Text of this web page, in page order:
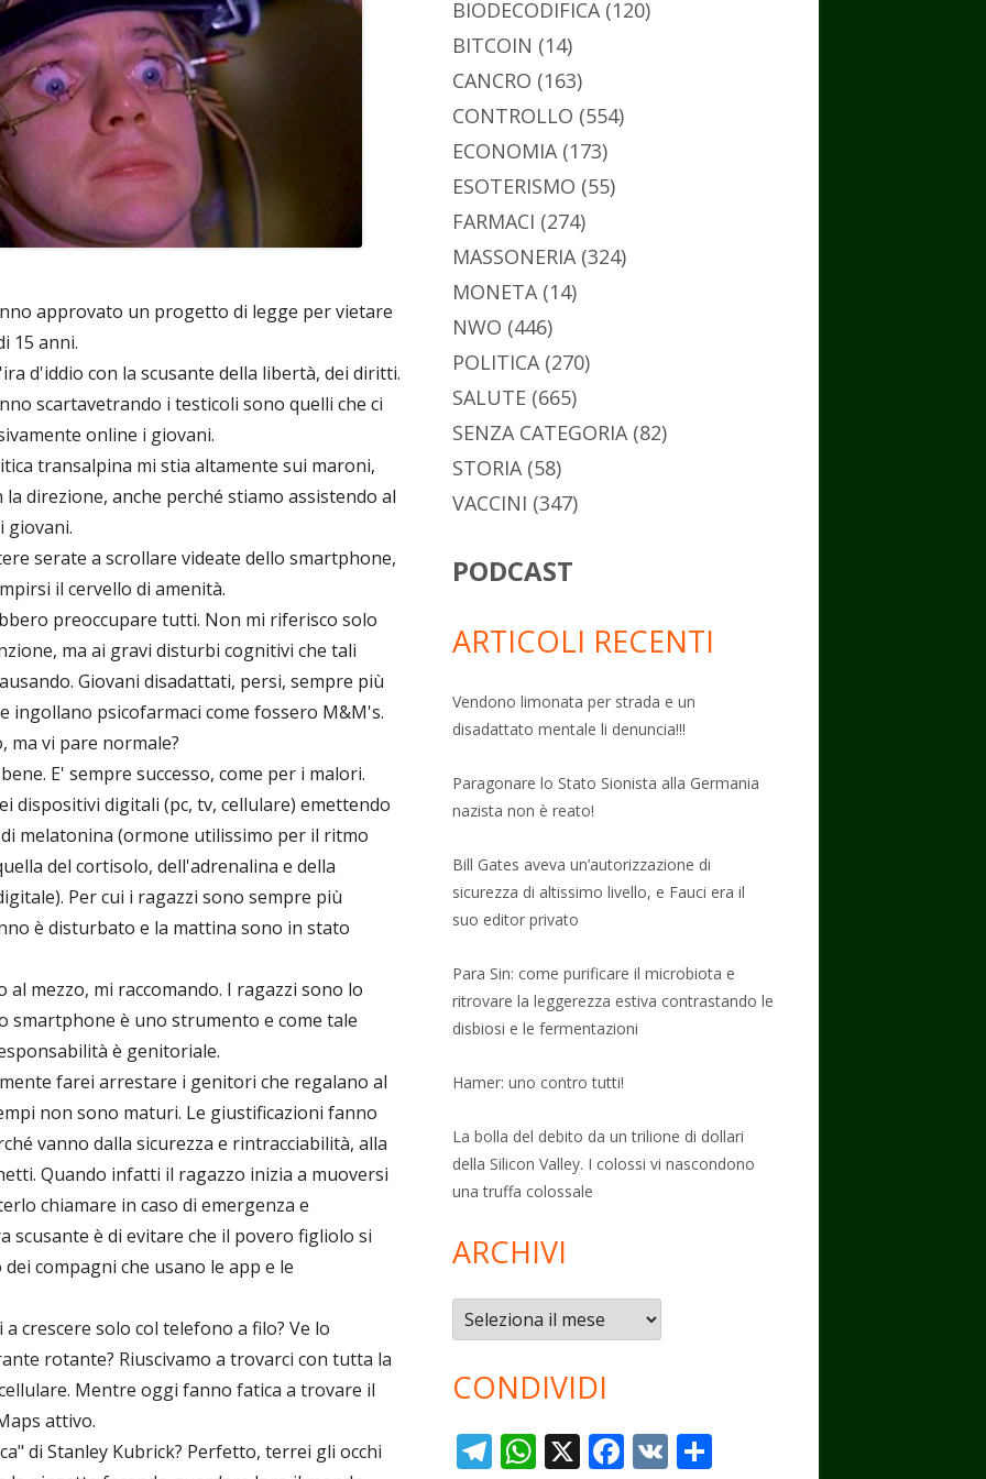
approvato un progetto di legge per vietare
15 anni.
d'iddio con la scusante della libertà, dei diritti.
scartavetrando i testicoli sono quelli che ci
online i giovani.
transalpina mi stia altamente sui maroni,
direzione, anche perché stiamo assistendo al
giovani.
serate a scrollare videate dello smartphone,
il cervello di amenità.
preoccupare tutti. Non mi riferisco solo
ma ai gravi disturbi cognitivi che tali
Giovani disadattati, persi, sempre più
ingollano psicofarmaci come fossero M&M's.
vi pare normale?
E' sempre successo, come per i malori.
dispositivi digitali (pc, tv, cellulare) emettendo
melatonina (ormone utilissimo per il ritmo
del cortisolo, dell'adrenalina e della
Per cui i ragazzi sono sempre più
è disturbato e la mattina sono in stato
mezzo, mi raccomando. I ragazzi sono lo
smartphone è uno strumento e come tale
è genitoriale.
farei arrestare i genitori che regalano al
non sono maturi. Le giustificazioni fanno
vanno dalla sicurezza e rintracciabilità, alla
Quando infatti il ragazzo inizia a muoversi
chiamare in caso di emergenza e
scusante è di evitare che il povero figliolo si
compagni che usano le app e le
crescere solo col telefono a filo? Ve lo
rotante? Riuscivamo a trovarci con tutta la
Mentre oggi fanno fatica a trovare il
attivo.
di Stanley Kubrick? Perfetto, terrei gli occhi
BIODECODIFICA(120)
BITCOIN (14)
CANCRO (163)
CONTROLLO (554)
ECONOMIA(173)
ESOTERISMO (55)
FARMACI (274)
MASSONERIA(324)
MONETA(14)
NWO (446)
POLITICA(270)
SALUTE (665)
SENZA CATEGORIA(82)
STORIA(58)
VACCINI (347)
PODCAST
ARTICOLI RECENTI
Vendono limonata per strada e un
disadattato mentale li denuncia!!!
Paragonare lo Stato Sionista alla Germania
nazista non è reato!
Bill Gates aveva un’autorizzazione di
sicurezza di altissimo livello, e Fauci era il
suo editor privato
Para Sin: come purificare il microbiota e
ritrovare la leggerezza estiva contrastando le
disbiosi e le fermentazioni
Hamer: uno contro tutti!
La bolla del debito da un trilione di dollari
della Silicon Valley. I colossi vi nascondono
una truffa colossale
ARCHIVI
Archivi
CONDIVIDI
T W X F V